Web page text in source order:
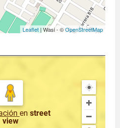
Leaflet | Wasi - ©OpenStreetMap
en street
view